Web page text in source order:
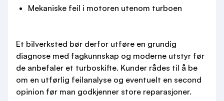
Mekaniske feil i motoren utenom turboen
Et bilverksted bør derfor utføre en grundig
diagnose med fagkunnskap og moderne utstyr før
de anbefaler et turboskifte. Kunder rådes til å be
om en utførlig feilanalyse og eventuelt en second
opinion før man godkjenner store reparasjoner.